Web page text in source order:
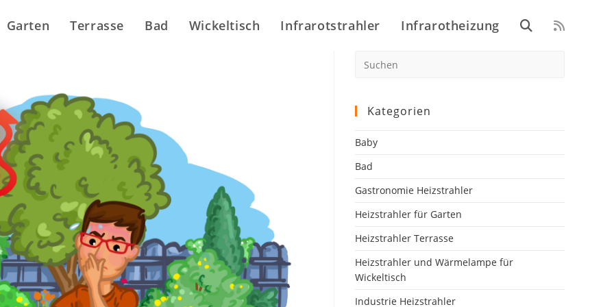
Garten Terrasse Bad Wickeltisch Infrarotstrahler Infrarotheizung Website-
Kategorien
Baby
Bad
Gastronomie Heizstrahler
Heizstrahler für Garten
Heizstrahler Terrasse
Heizstrahler und Wärmelampe für
Wickeltisch
Industrie Heizstrahler